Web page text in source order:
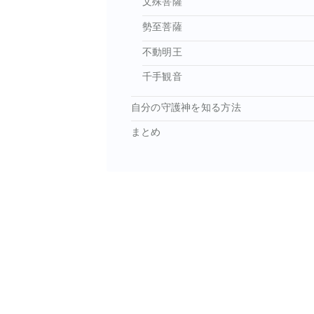
勢至菩薩
不動明王
千手観音
自分の守護神を知る方法
まとめ